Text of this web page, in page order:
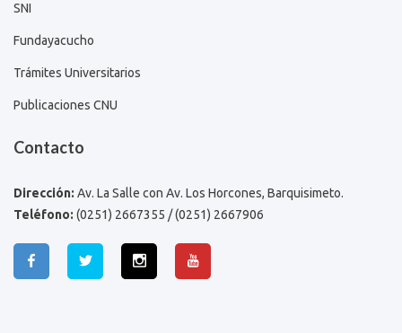
SNI
Fundayacucho
Trámites Universitarios
Publicaciones CNU
Contacto
Dirección: Av. La Salle con Av. Los Horcones, Barquisimeto.
Teléfono: (0251) 2667355 / (0251) 2667906